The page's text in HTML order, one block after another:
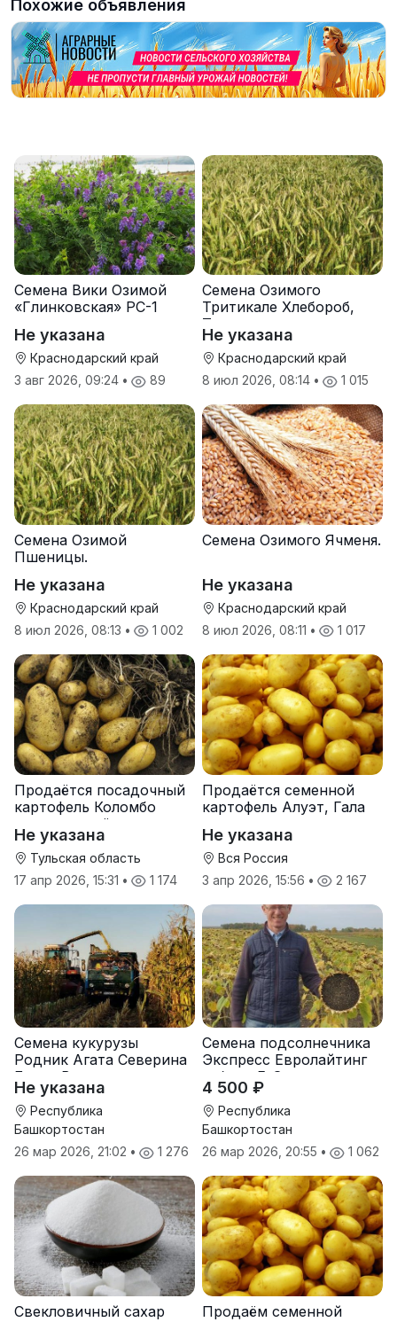
Похожие объявления
Семена Вики Озимой
«Глинковская» РС-1
Не указана
Краснодарский край
3 авг 2026, 09:24 • 89
Семена Озимого
Тритикале Хлебороб,
Тихон
Не указана
Краснодарский край
8 июл 2026, 08:14 • 1 015
Семена Озимой
Пшеницы.
Не указана
Краснодарский край
8 июл 2026, 08:13 • 1 002
Семена Озимого Ячменя.
Не указана
Краснодарский край
8 июл 2026, 08:11 • 1 017
Продаётся посадочный
картофель Коломбо
оптом от трёх тонн
Не указана
Тульская область
17 апр 2026, 15:31 • 1 174
Продаётся семенной
картофель Алуэт, Гала
Не указана
Вся Россия
3 апр 2026, 15:56 • 2 167
Семена кукурузы
Родник Агата Северина
Берта Вилора
Прохладненский Дарина
Росс Машук Катерина
Не указана
Республика
Башкортостан
26 мар 2026, 21:02 • 1 276
Семена подсолнечника
Экспресс Евролайтинг
гибрид F-G+
4 500 ₽
Республика
Башкортостан
26 мар 2026, 20:55 • 1 062
Свекловичный сахар
Продаём семенной